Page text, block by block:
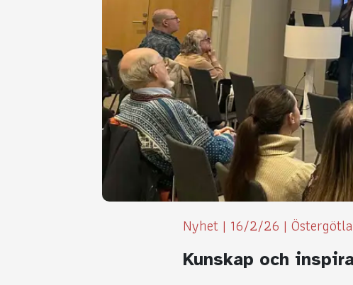
Nyhet | 16/2/26 |
Kunskap och